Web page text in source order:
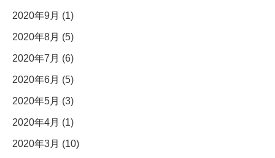
2020年9月 (1)
2020年8月 (5)
2020年7月 (6)
2020年6月 (5)
2020年5月 (3)
2020年4月 (1)
2020年3月 (10)